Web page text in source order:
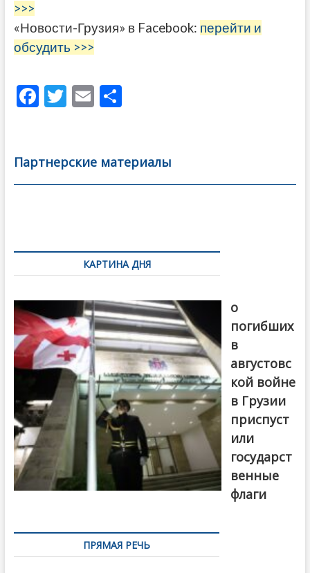
>>>
«Новости-Грузия» в Facebook: перейти и
обсудить >>>
F
b
o
T
er
E
l
О
а
в
Партнерские материалы
по
записямКАРТИНА ДНЯ
о
погибших
в
августовс
кой войне
в Грузии
приспуст
или
государст
венные
флаги
ПРЯМАЯ РЕЧЬ